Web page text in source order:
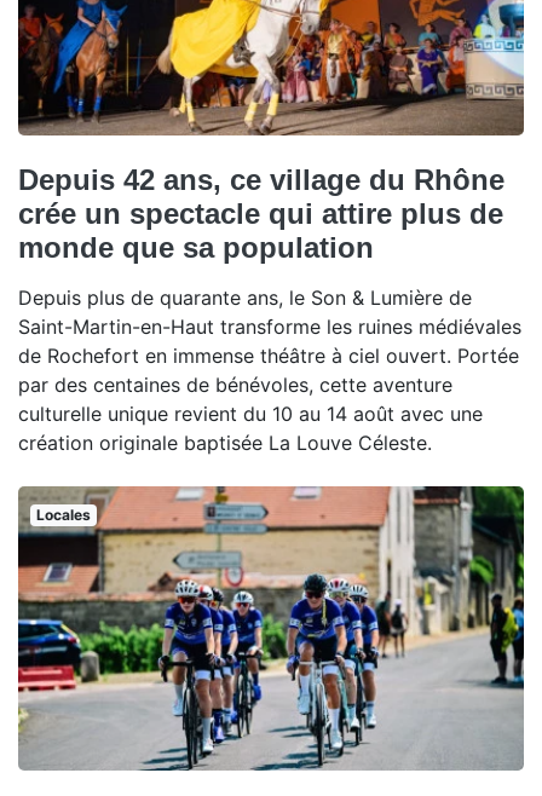
Depuis 42 ans, ce village du Rhône
crée un spectacle qui attire plus de
monde que sa population
Depuis plus de quarante ans, le Son & Lumière de
Saint-Martin-en-Haut transforme les ruines médiévales
de Rochefort en immense théâtre à ciel ouvert. Portée
par des centaines de bénévoles, cette aventure
culturelle unique revient du 10 au 14 août avec une
création originale baptisée La Louve Céleste.
Locales